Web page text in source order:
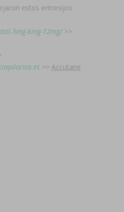
estos entresijos
3mg-6mg-12mg/>>
>> Accutane